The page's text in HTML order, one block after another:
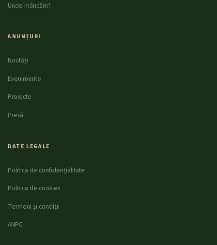
Unde mâncăm?
ANUNȚURI
Noutăți
Evenimente
Proiecte
Presă
DATE LEGALE
Politica de confidențialitate
Politica de cookies
Termeni și condiții
ANPC